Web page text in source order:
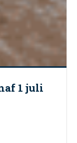
1 juli